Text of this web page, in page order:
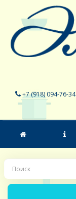
+7 (918) 094-76-34